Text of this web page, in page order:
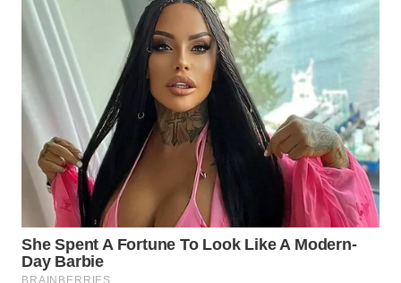
WN
LANGKAT
WN
TAPANULI
SELATAN
WN
TANJUNG
LESUNG
WN
KARO